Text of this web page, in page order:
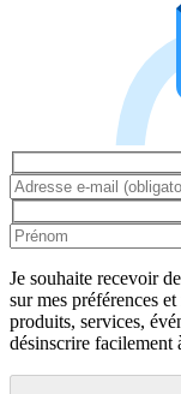
Je souhaite recevoir
sur mes préférences
produits, services,
désinscrire facilement